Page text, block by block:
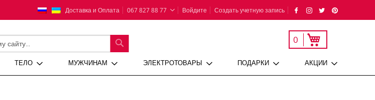
Язык Доставка и Оплата 067 827 88 77 Войдите Создать учетную запись
Моя корзина
0
ПОИСК
ТЕЛО МУЖЧИНАМ ЭЛЕКТРОТОВАРЫ ПОДАРКИ АКЦИИ